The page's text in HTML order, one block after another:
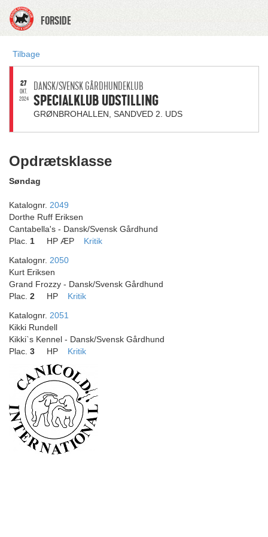
FORSIDE
Tilbage
27
OKT.
2024
DANSK/SVENSK GÅRDHUNDEKLUB
SPECIALKLUB UDSTILLING
GRØNBROHALLEN, SANDVED 2. UDS
Opdrætsklasse
Søndag
Katalognr. 2049
Dorthe Ruff Eriksen
Cantabella's - Dansk/Svensk Gårdhund
Plac. 1 HP ÆP Kritik
Katalognr. 2050
Kurt Eriksen
Grand Frozzy - Dansk/Svensk Gårdhund
Plac. 2 HP Kritik
Katalognr. 2051
Kikki Rundell
Kikki`s Kennel - Dansk/Svensk Gårdhund
Plac. 3 HP Kritik